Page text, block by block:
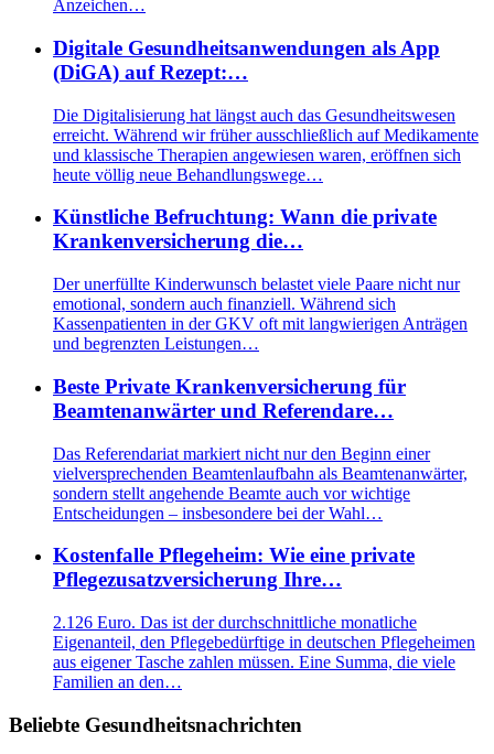
Anzeichen…
Digitale Gesundheitsanwendungen als App
(DiGA) auf Rezept:…
Die Digitalisierung hat längst auch das Gesundheitswesen
erreicht. Während wir früher ausschließlich auf Medikamente
und klassische Therapien angewiesen waren, eröffnen sich
heute völlig neue Behandlungswege…
Künstliche Befruchtung: Wann die private
Krankenversicherung die…
Der unerfüllte Kinderwunsch belastet viele Paare nicht nur
emotional, sondern auch finanziell. Während sich
Kassenpatienten in der GKV oft mit langwierigen Anträgen
und begrenzten Leistungen…
Beste Private Krankenversicherung für
Beamtenanwärter und Referendare…
Das Referendariat markiert nicht nur den Beginn einer
vielversprechenden Beamtenlaufbahn als Beamtenanwärter,
sondern stellt angehende Beamte auch vor wichtige
Entscheidungen – insbesondere bei der Wahl…
Kostenfalle Pflegeheim: Wie eine private
Pflegezusatzversicherung Ihre…
2.126 Euro. Das ist der durchschnittliche monatliche
Eigenanteil, den Pflegebedürftige in deutschen Pflegeheimen
aus eigener Tasche zahlen müssen. Eine Summa, die viele
Familien an den…
Beliebte Gesundheitsnachrichten